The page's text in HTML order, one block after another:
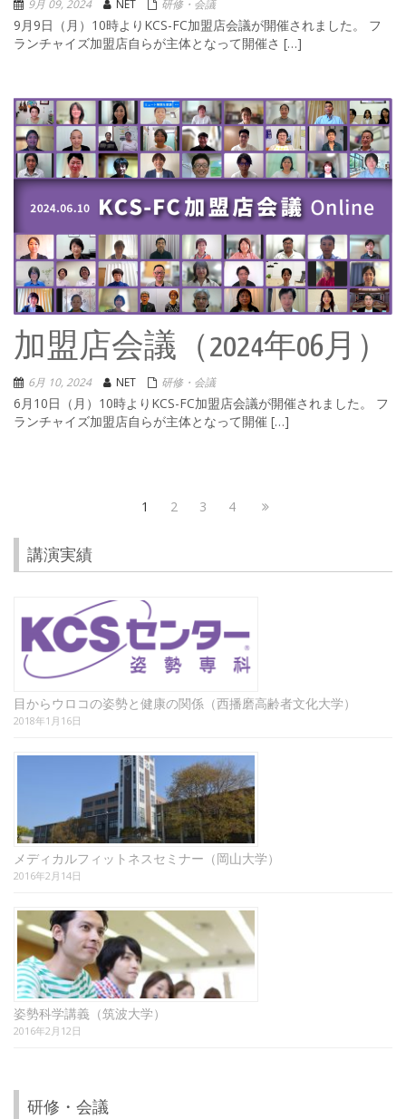
9月 09, 2024 NET 研修・会議
9月9日（月）10時よりKCS-FC加盟店会議が開催されました。 フ
ランチャイズ加盟店自らが主体となって開催さ […]
加盟店会議（2024年06月）
6月 10, 2024 NET 研修・会議
6月10日（月）10時よりKCS-FC加盟店会議が開催されました。 フ
ランチャイズ加盟店自らが主体となって開催 […]
投
の
ペ
ー
ジ
り
Page
1 Page
2 Page
3 Page
4
Next
講演実績
目からウロコの姿勢と健康の関係（西播磨高齢者文化大学）
2018年1月16日
メディカルフィットネスセミナー（岡山大学）
2016年2月14日
姿勢科学講義（筑波大学）
2016年2月12日
研修・会議